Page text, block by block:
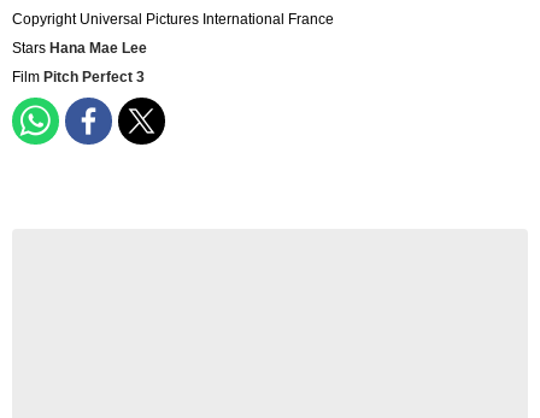
Copyright Universal Pictures International France
Stars Hana Mae Lee
Film Pitch Perfect 3